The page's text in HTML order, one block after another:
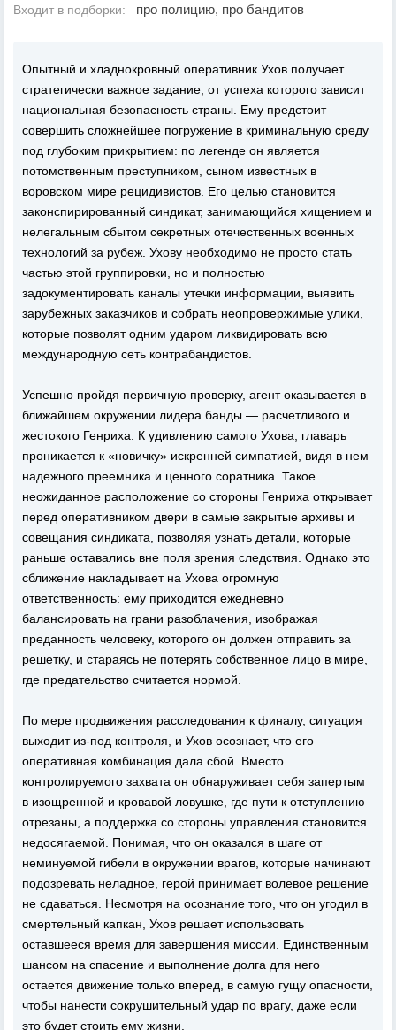
Входит в подборки: про полицию, про бандитов
Опытный и хладнокровный оперативник Ухов получает
стратегически важное задание, от успеха которого зависит
национальная безопасность страны. Ему предстоит
совершить сложнейшее погружение в криминальную среду
под глубоким прикрытием: по легенде он является
потомственным преступником, сыном известных в
воровском мире рецидивистов. Его целью становится
законспирированный синдикат, занимающийся хищением и
нелегальным сбытом секретных отечественных военных
технологий за рубеж. Ухову необходимо не просто стать
частью этой группировки, но и полностью
задокументировать каналы утечки информации, выявить
зарубежных заказчиков и собрать неопровержимые улики,
которые позволят одним ударом ликвидировать всю
международную сеть контрабандистов.
Успешно пройдя первичную проверку, агент оказывается в
ближайшем окружении лидера банды — расчетливого и
жестокого Генриха. К удивлению самого Ухова, главарь
проникается к «новичку» искренней симпатией, видя в нем
надежного преемника и ценного соратника. Такое
неожиданное расположение со стороны Генриха открывает
перед оперативником двери в самые закрытые архивы и
совещания синдиката, позволяя узнать детали, которые
раньше оставались вне поля зрения следствия. Однако это
сближение накладывает на Ухова огромную
ответственность: ему приходится ежедневно
балансировать на грани разоблачения, изображая
преданность человеку, которого он должен отправить за
решетку, и стараясь не потерять собственное лицо в мире,
где предательство считается нормой.
По мере продвижения расследования к финалу, ситуация
выходит из-под контроля, и Ухов осознает, что его
оперативная комбинация дала сбой. Вместо
контролируемого захвата он обнаруживает себя запертым
в изощренной и кровавой ловушке, где пути к отступлению
отрезаны, а поддержка со стороны управления становится
недосягаемой. Понимая, что он оказался в шаге от
неминуемой гибели в окружении врагов, которые начинают
подозревать неладное, герой принимает волевое решение
не сдаваться. Несмотря на осознание того, что он угодил в
смертельный капкан, Ухов решает использовать
оставшееся время для завершения миссии. Единственным
шансом на спасение и выполнение долга для него
остается движение только вперед, в самую гущу опасности,
чтобы нанести сокрушительный удар по врагу, даже если
это будет стоить ему жизни.